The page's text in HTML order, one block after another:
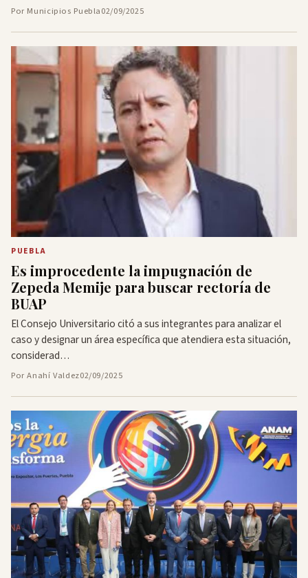
Por Municipios Puebla02/09/2025
PUEBLA
Es improcedente la impugnación de
Zepeda Memije para buscar rectoría de
BUAP
El Consejo Universitario citó a sus integrantes para analizar el
caso y designar un área específica que atendiera esta situación,
considerad…
Por Anahí Valdez02/09/2025